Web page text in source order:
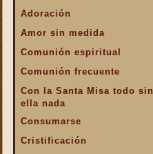
Adoración
Amor sin medida
Comunión espiritual
Comunión frecuente
Con la Santa Misa todo sin
ella nada
Consumarse
Cristificación